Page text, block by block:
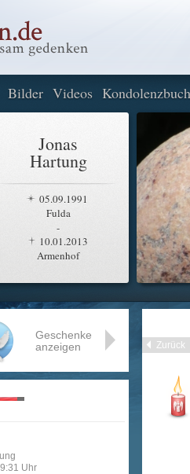
Bilder Videos Kondolenzbuch
Jonas
Hartung
05.09.1991
Fulda
-
10.01.2013
Armenhof
Zurück
Geschenke
anzeigen
Uhr